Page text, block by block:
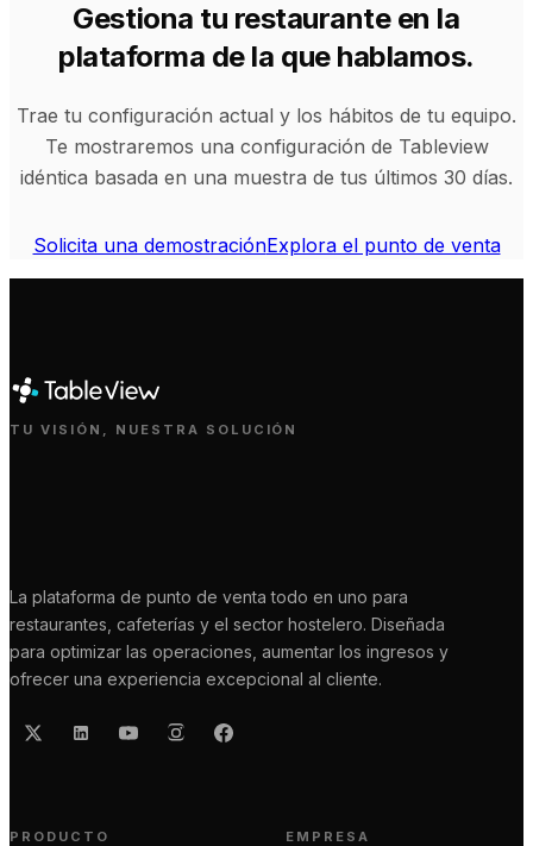
Gestiona tu restaurante en la
plataforma de la que hablamos.
Trae tu configuración actual y los hábitos de tu equipo.
Te mostraremos una configuración de Tableview
idéntica basada en una muestra de tus últimos 30 días.
Solicita una demostraciónExplora el punto de venta
TU VISIÓN, NUESTRA SOLUCIÓN
La plataforma de punto de venta todo en uno para
restaurantes, cafeterías y el sector hostelero. Diseñada
para optimizar las operaciones, aumentar los ingresos y
ofrecer una experiencia excepcional al cliente.
PRODUCTO EMPRESA